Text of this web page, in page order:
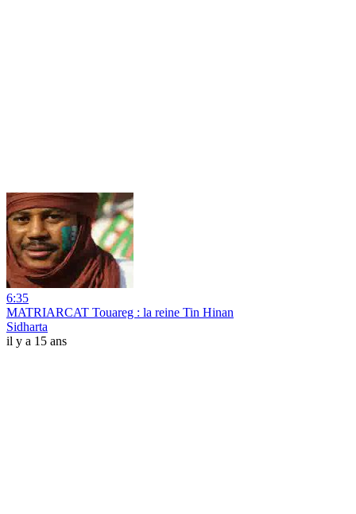
6:35
MATRIARCAT Touareg : la reine Tin Hinan
Sidharta
il y a 15 ans